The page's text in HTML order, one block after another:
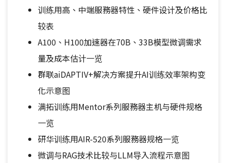
训练用高、中端服務器特性、硬件设计及价格比
较表
A100、H100加速器在70B、33B模型微调需求
量及成本估计一览
群联aiDAPTIV+解决方案提升AI训练效率架构变
化示意图
满拓训练用Mentor系列服務器主机与硬件规格
一览
研华训练用AIR-520系列服務器规格一览
微调与RAG技术比较与LLM导入流程示意图